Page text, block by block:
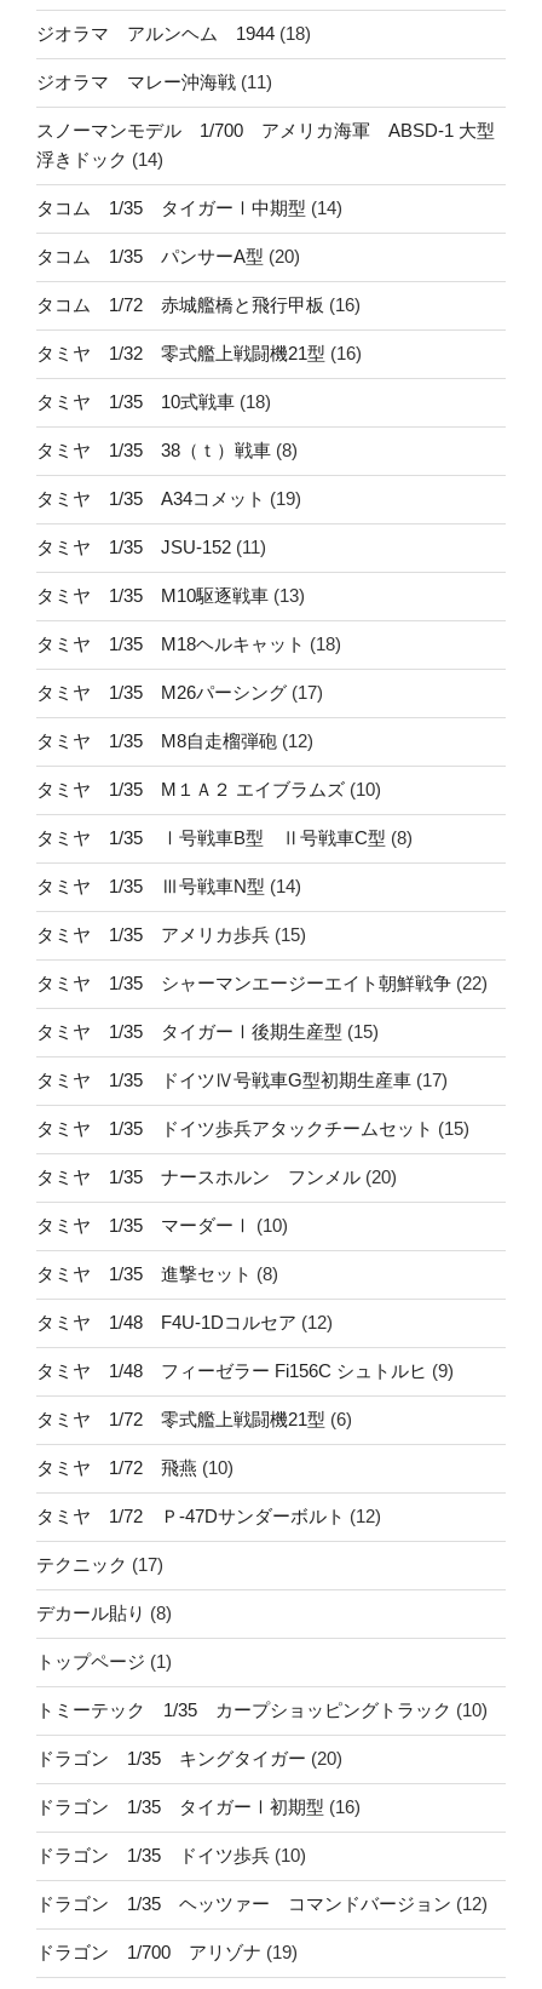
ジオラマ アルンヘム 1944 (18)
ジオラマ マレー沖海戦 (11)
スノーマンモデル 1/700 アメリカ海軍 ABSD-1 大型
浮きドック (14)
タコム 1/35 タイガーⅠ中期型 (14)
タコム 1/35 パンサーA型 (20)
タコム 1/72 赤城艦橋と飛行甲板 (16)
タミヤ 1/32 零式艦上戦闘機21型 (16)
タミヤ 1/35 10式戦車 (18)
タミヤ 1/35 38（ｔ）戦車 (8)
タミヤ 1/35 A34コメット (19)
タミヤ 1/35 JSU-152 (11)
タミヤ 1/35 M10駆逐戦車 (13)
タミヤ 1/35 M18ヘルキャット (18)
タミヤ 1/35 M26パーシング (17)
タミヤ 1/35 M8自走榴弾砲 (12)
タミヤ 1/35 M１Ａ２ エイブラムズ (10)
タミヤ 1/35 Ⅰ号戦車B型 Ⅱ号戦車C型 (8)
タミヤ 1/35 Ⅲ号戦車N型 (14)
タミヤ 1/35 アメリカ歩兵 (15)
タミヤ 1/35 シャーマンエージーエイト朝鮮戦争 (22)
タミヤ 1/35 タイガーⅠ後期生産型 (15)
タミヤ 1/35 ドイツⅣ号戦車G型初期生産車 (17)
タミヤ 1/35 ドイツ歩兵アタックチームセット (15)
タミヤ 1/35 ナースホルン フンメル (20)
タミヤ 1/35 マーダーⅠ (10)
タミヤ 1/35 進撃セット (8)
タミヤ 1/48 F4U-1Dコルセア (12)
タミヤ 1/48 フィーゼラー Fi156C シュトルヒ (9)
タミヤ 1/72 零式艦上戦闘機21型 (6)
タミヤ 1/72 飛燕 (10)
タミヤ 1/72 Ｐ-47Dサンダーボルト (12)
テクニック (17)
デカール貼り (8)
トップページ (1)
トミーテック 1/35 カープショッピングトラック (10)
ドラゴン 1/35 キングタイガー (20)
ドラゴン 1/35 タイガーⅠ初期型 (16)
ドラゴン 1/35 ドイツ歩兵 (10)
ドラゴン 1/35 ヘッツァー コマンドバージョン (12)
ドラゴン 1/700 アリゾナ (19)